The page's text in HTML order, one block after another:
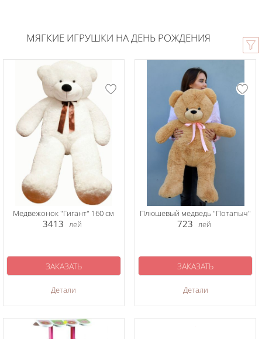
МЯГКИЕ ИГРУШКИ НА ДЕНЬ РОЖДЕНИЯ
Медвежонок "Гигант" 160 см
3413 лей
Детали
ЗАКАЗАТЬ
Плюшевый медведь "Потапыч"
723 лей
Детали
ЗАКАЗАТЬ